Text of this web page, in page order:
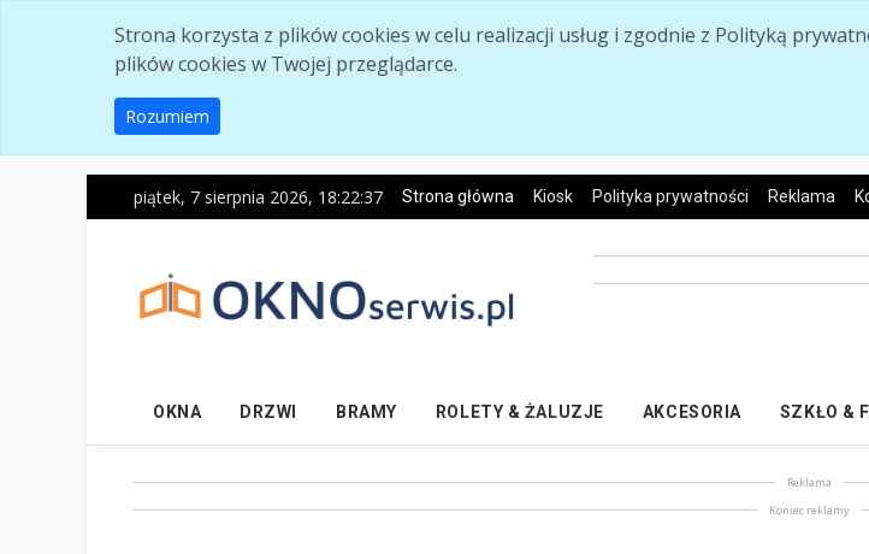
Strona korzysta z plików cookies w celu realizacji usług i zgodnie z Polityką
plików cookies w Twojej przeglądarce.
Rozumiem
piątek, 7 sierpnia 2026, 18:22:39 Strona główna Kiosk Polityka prywatności Reklama
OKNA DRZWI BRAMY ROLETY & ŻALUZJE AKCESORIA SZKŁO &
Reklama
Koniec reklamy